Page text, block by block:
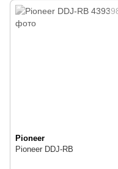
Pioneer
Pioneer DDJ-RB